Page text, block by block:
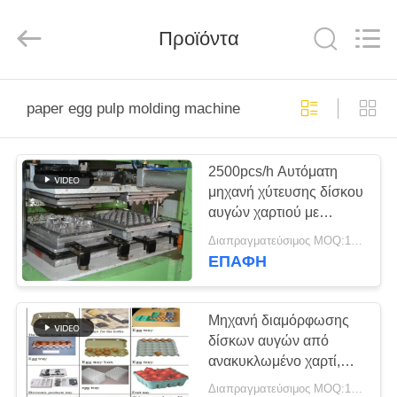
ΣΕΛΊΔΑ
ΠΡΟΪΌΝΤΑ
ΒΊΝΤΕΟ
ΣΧΕΤΙΚΆ
ΜΕ
ΕΜΆΣ
Wanyou
Packing
Προϊόντα
paper egg pulp molding machine
2500pcs/h Αυτόματη
μηχανή χύτευσης δίσκου
αυγών χαρτιού με
στεγνωτήριο δίσκου
αυγών
Διαπραγματεύσιμος MOQ:1 Σετ
ΕΠΑΦΉ
Μηχανή διαμόρφωσης
δίσκων αυγών από
ανακυκλωμένο χαρτί,
Μηχάνημα
Διαπραγματεύσιμος MOQ:1 Σετ